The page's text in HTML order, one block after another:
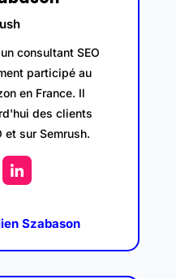
consultant SEO
participé au
en France. Il
des clients
et sur Semrush.
Szabason